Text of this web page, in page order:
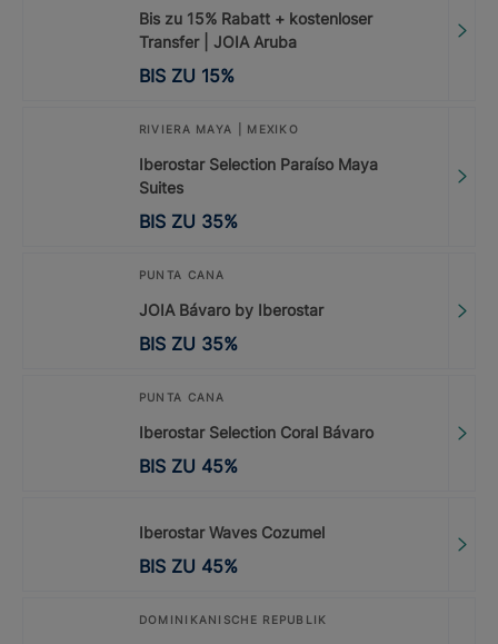
Bis zu 15% Rabatt + kostenloser
Transfer | JOIA Aruba
BIS ZU 15%
RIVIERA MAYA | MEXIKO
Iberostar Selection Paraíso Maya
Suites
BIS ZU 35%
PUNTA CANA
JOIA Bávaro by Iberostar
BIS ZU 35%
PUNTA CANA
Iberostar Selection Coral Bávaro
BIS ZU 45%
Iberostar Waves Cozumel
BIS ZU 45%
DOMINIKANISCHE REPUBLIK